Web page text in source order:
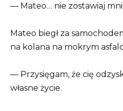
— Mateo… nie zostawiaj
Mateo biegł za
na kolana na mokrym
— Przysięgam, że cię
własne życie.